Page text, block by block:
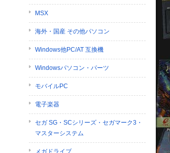
MSX
海外・国産 その他パソコン
Windows他PC/AT 互換機
Windowsパソコン・パーツ
モバイルPC
電子楽器
セガ SG・SCシリーズ・セガマーク3・
マスターシステム